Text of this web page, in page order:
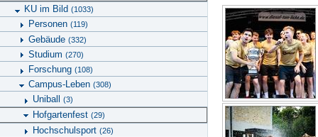
KU im Bild (1033)
Personen (119)
Gebäude (332)
Studium (270)
Forschung (108)
Campus-Leben (308)
Uniball (3)
Hofgartenfest (29)
Hochschulsport (26)